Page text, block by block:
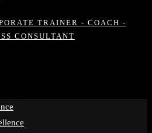
TRAINER - COACH -
CONSULTANT